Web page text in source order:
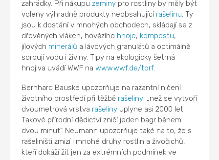
zahrádky. Při nákupuzeminy pro rostliny by měly být
voleny výhradně produkty neobsahující rašelinu. Ty
jsou k dostání v mnohých obchodech, skládají se z
dřevěných vláken, hovězího hnoje, kompostu,
jílových minerálů a lávových granulátů a optimálně
sorbují vodu i živiny. Tipy na ekologicky šetrná
hnojiva uvádí WWF nawww.wwf.de/torf.
Bernhard Bauske upozorňuje na razantní ničení
životního prostředí při těžbě rašeliny: „než se vytvoří
dvoumetrová vrstva rašeliny uplyne asi 2000 let.
Takové přírodní dědictví zničí jeden bagr během
dvou minut“. Neumann upozorňuje také na to, že s
rašeliništi zmizí i mnohé druhy rostlin a živočichů,
kteří dokáží žít jen za extrémních podmínek ve